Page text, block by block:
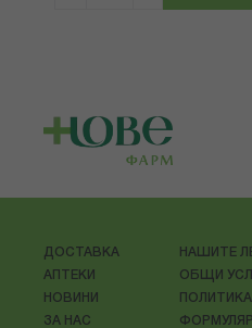
ДОСТАВКА
АПТЕКИ
НОВИНИ
ЗА НАС
НАШИТЕ
ОБЩИ